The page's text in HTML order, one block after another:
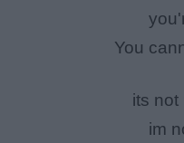
You
its not
im